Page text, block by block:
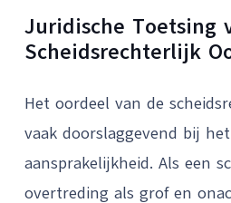
Juridische Toetsing
Scheidsrechterlijk
Het oordeel van de
vaak doorslaggevend bij
aansprakelijkheid. Als een
overtreding als grof en